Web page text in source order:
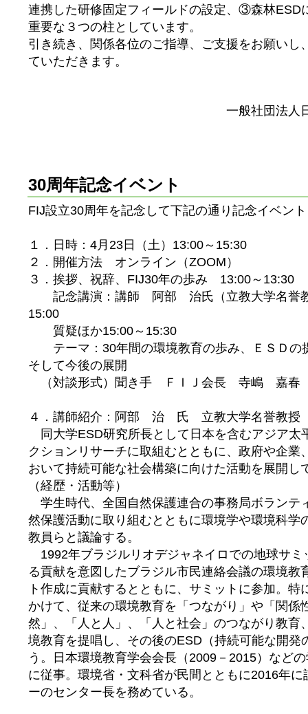
連携した研修固定フィールドの設定、③森林ESD
重要な３つの柱としています。
引き続き、関係各位のご指導、ご支援をお願いし
ていただきます。
一般社団法人
30周年記念イベント
FIJ設立30周年を記念して下記の通り記念イベン
１．日時：4月23日（土）13:00～15:30
２．開催方法 オンライン（ZOOM）
３．挨拶、祝辞、FIJ30年の歩み 13:00～13:30
記念講演：講師 阿部 治氏（立教大学名誉教
15:00
質疑ほか15:00～15:30
テーマ：30年間の環境教育の歩み、ＥＳＤの
そして今後の展開
（対談形式）聞き手 ＦＩＪ会長 寺嶋 嘉春
４．講師紹介：阿部 治 氏 立教大学名誉教授
同大学ESD研究所長として日本を含むアジア太
クションリサーチに取組むとともに、政府や企業
おいて持続可能な社会構築に向けた活動を展開し
（経歴・活動等）
学生時代、全国自然保護連合の事務局ボランテ
然保護活動に取り組むとともに環境学や環境科学
教員らと議論する。
1992年ブラジルリオデジャネイロでの地球サミ
る貢献を意図したブラジル市民連絡会議の環境教
ト作成に貢献するとともに、サミットに参加。
かけて、従来の環境教育を「つながり」や「関係
然」、「人と人」、「人と社会」のつながり教育
境教育を提唱し、その後のESD（持続可能な開発
う。日本環境教育学会会長（2009－2015）など
に従事。環境省・文科省が民間とともに2016年
ーのセンター長を務めている。